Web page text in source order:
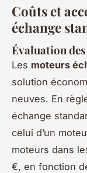
Coûts et
échange
Évaluation
Les moteurs
solution
neuves. En
échange
celui d’un
moteurs dans
€, en fonction